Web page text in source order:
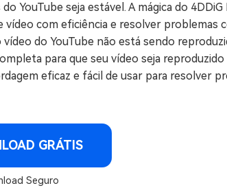
YouTube seja estável. A mágica do 4DDiG
com eficiência e resolver problemas
do YouTube não está sendo
para que seu vídeo seja
eficaz e fácil de usar para resolver
GRÁTIS
Seguro